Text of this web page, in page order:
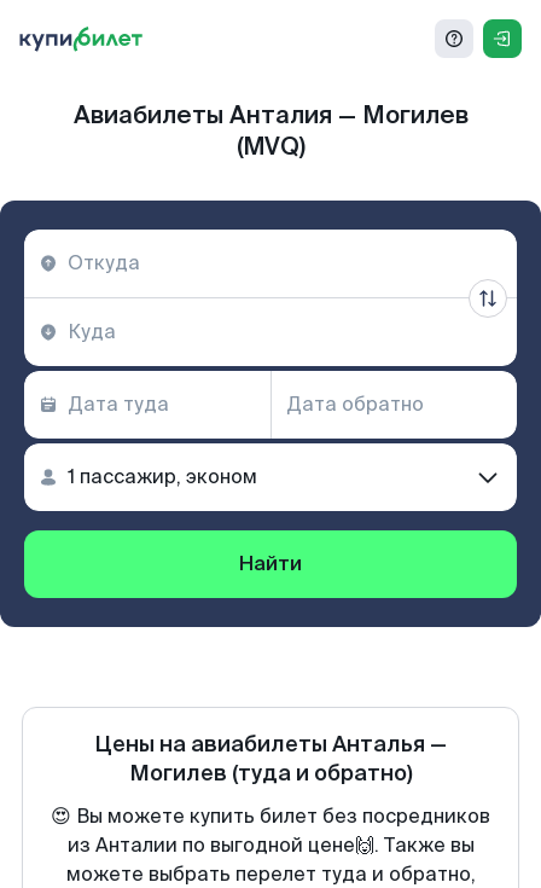
Авиабилеты Анталия — Могилев
(MVQ)
Найти
Цены на авиабилеты Анталья —
Могилев (туда и обратно)
😍 Вы можете купить билет без посредников
из Анталии по выгодной цене🙌. Также вы
можете выбрать перелет туда и обратно,